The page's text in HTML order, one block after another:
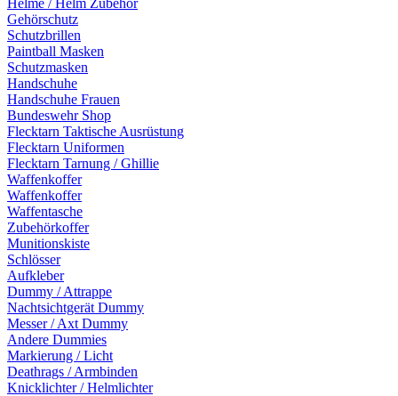
Helme / Helm Zubehör
Gehörschutz
Schutzbrillen
Paintball Masken
Schutzmasken
Handschuhe
Handschuhe Frauen
Bundeswehr Shop
Flecktarn Taktische Ausrüstung
Flecktarn Uniformen
Flecktarn Tarnung / Ghillie
Waffenkoffer
Waffenkoffer
Waffentasche
Zubehörkoffer
Munitionskiste
Schlösser
Aufkleber
Dummy / Attrappe
Nachtsichtgerät Dummy
Messer / Axt Dummy
Andere Dummies
Markierung / Licht
Deathrags / Armbinden
Knicklichter / Helmlichter